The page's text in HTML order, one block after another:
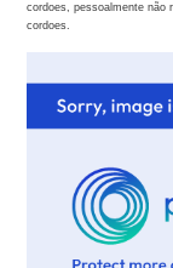
cordoes, pessoalmente não
cordoes.